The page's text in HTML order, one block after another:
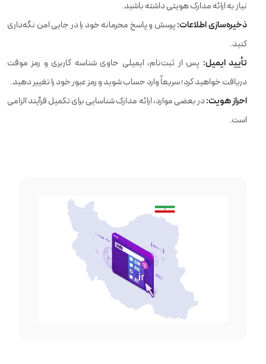
نیاز به ارائه مدارک هویتی داشته باشید.
ذخیره‌سازی اطلاعات:پرسش و پاسخ محرمانه خود را در جایی امن نگه‌داری
کنید.
تأیید ایمیل: پس از ثبت‌نام، ایمیلی حاوی شناسه کاربری و رمز موقت
دریافت خواهید کرد؛ سریعاً وارد حساب شوید و رمز عبور خود را تغییر دهید.
احراز هویت:در بعضی موارد، ارائه مدارک شناسایی برای تکمیل فرآیند الزامی
است.